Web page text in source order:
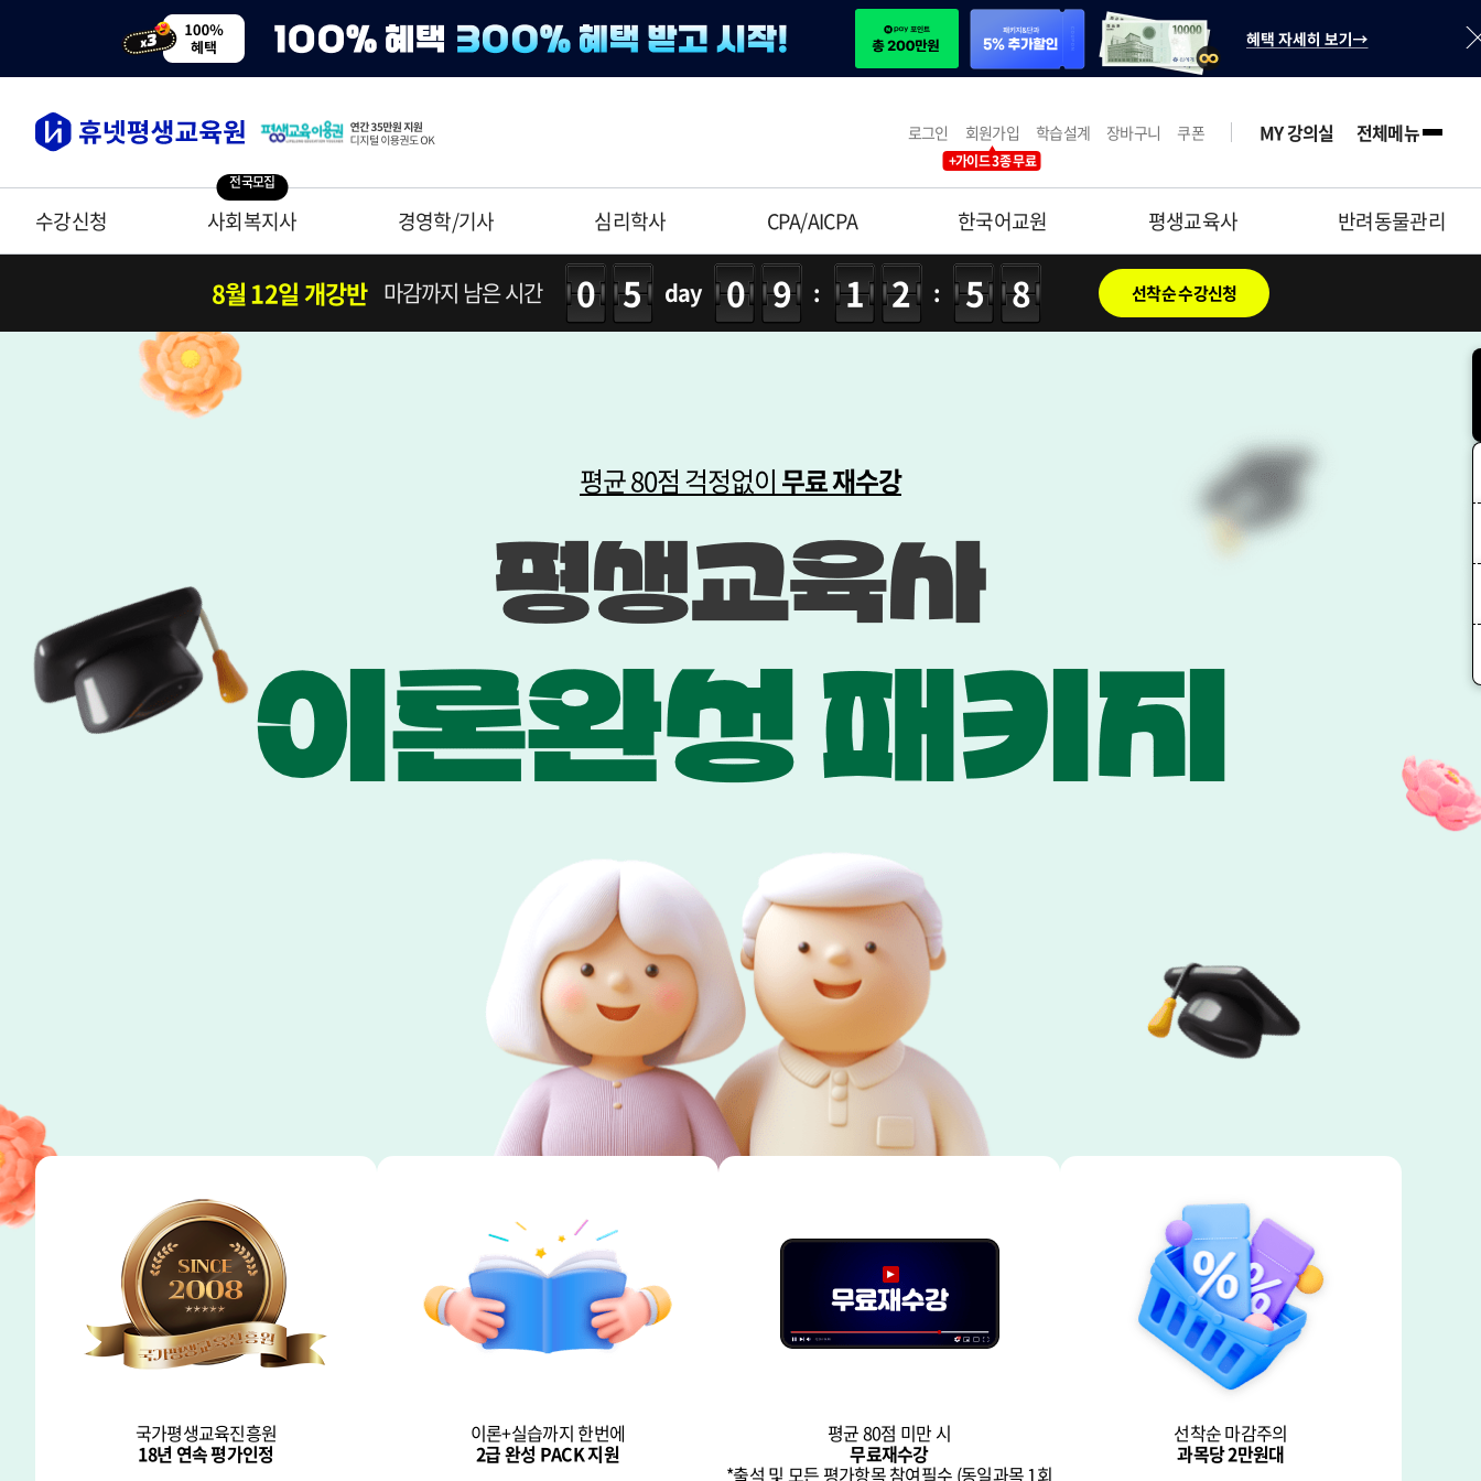
로그인 회원가입
+가이드 3종 무료
학습설계 장바구니 쿠폰 MY 강의실 전체메뉴
수강신청
전국모집
사회복지사 경영학/기사 심리학사 CPA/AICPA 한국어교원 평생교육사 반려동물관리
8월 12일 개강반 마감까지 남은 시간 05day 09: 12: 57 선착순 수강신청
평균 80점 걱정없이무료 재수강
국가평생교육진흥원
18년 연속 평가인정
이론+실습까지 한번에
2급 완성 PACK 지원
평균 80점 미만 시
무료재수강
*출석 및 모든 평가항목 참여필수 (동일과목 1회
선착순 마감주의
과목당 2만원대